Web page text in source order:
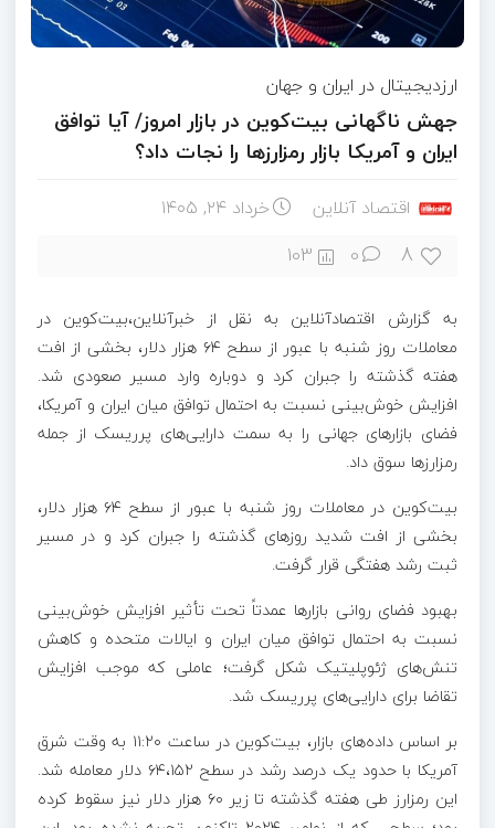
ارزدیجیتال در ایران و جهان
جهش ناگهانی بیت‌کوین در بازار امروز/ آیا توافق
ایران و آمریکا بازار رمزارزها را نجات داد؟
اقتصاد آنلاین خرداد ۲۴, ۱۴۰۵
8
0
103
به گزارش اقتصادآنلاین به نقل از خبرآنلاین،بیت‌کوین در
معاملات روز شنبه با عبور از سطح ۶۴ هزار دلار، بخشی از افت
هفته گذشته را جبران کرد و دوباره وارد مسیر صعودی شد.
افزایش خوش‌بینی نسبت به احتمال توافق میان ایران و آمریکا،
فضای بازار‌های جهانی را به سمت دارایی‌های پرریسک از جمله
رمزارز‌ها سوق داد.
بیت‌کوین در معاملات روز شنبه با عبور از سطح ۶۴ هزار دلار،
بخشی از افت شدید روز‌های گذشته را جبران کرد و در مسیر
ثبت رشد هفتگی قرار گرفت.
بهبود فضای روانی بازار‌ها عمدتاً تحت تأثیر افزایش خوش‌بینی
نسبت به احتمال توافق میان ایران و ایالات متحده و کاهش
تنش‌های ژئوپلیتیک شکل گرفت؛ عاملی که موجب افزایش
تقاضا برای دارایی‌های پرریسک شد.
بر اساس داده‌های بازار، بیت‌کوین در ساعت ۱۱:۲۰ به وقت شرق
آمریکا با حدود یک درصد رشد در سطح ۶۴،۱۵۲ دلار معامله شد.
این رمزارز طی هفته گذشته تا زیر ۶۰ هزار دلار نیز سقوط کرده